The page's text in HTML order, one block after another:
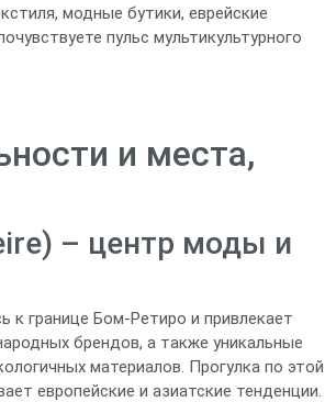
модные бутики, еврейские
пульс мультикультурного
и места,
– центр моды и
к границе Бом‑Ретиро и привлекает
брендов, а также уникальные
материалов. Прогулка по этой
европейские и азиатские тенденции.